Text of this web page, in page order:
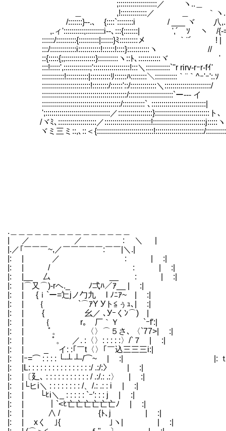
;:::::::::::::::::::／ ヽ..
＿ ,!:::::::::::::／ ＿ ｀ヽ. __
/:::::::}--.､ {::::`::::::::i / ___ ヾ 八,.ィ
,.ィ'::::::::::;:::::::::i--､:::{:::::::| ',´￣ｿ ヽ /{-=
::::::/::::::::::{::::::::::|::::::}ﾐ:::::::::メ ｀¨´ ! |
:::/:::::::::::::i:::::::::::!::::::!::::}:::::::::::ヽ
::{:::::{;;:::::::::::::::}::::::::::ヽ::ﾄ､:::::::::::
:::!:::::',:::::::::::::;'::::::::::::::::::!:::＼::::::::::::`''r rirv-rｰr-fｲ'
:::::::::::!:::::::::::|::::::::::ﾘ::::::ﾊ::::::::＼:::::::::::｀¨
::::::::::::::::::::::::!::::::::/::::::'::/:::::::::::::＼:::::::::::::::::::::::/
::::::::::::::::::::::::::::::::::::::::::/::::::::::::::::::::::`
:::::::::::::::::::::::::::::::::::::::/:::::::::::`､:::::::::::::::::::::::::::|
';::::::::::::::::::::::::::::::::／:::::::::::::::::}:::::::::::::::::::::::::::ト､
/ヾﾐ､:::::::::::::::::::／:::::::::::::::::::::::!::::::::::::::::::::::::::j:::::ヽ
ヾミ三ミ::,､::＜{::::::::::::::::::::::::::::!::::::::::::::::::::::::/
.＿＿＿＿＿＿＿＿＿＿＿＿＿＿＿ ＿＿＿
| ／ ／ :
|.／｢￣￣￣~,／￣￣￣￣￣:￣￣|＼.| |.／|￣
|: | ／ : | :| |: | r云 ､ |γ
|: | / : | :| |: | |ﾄ咒jﾄ､＿
|: |__ 厶 __ : | :| |: | |》ア⌒丶 ヽ
|: |⌒又⌒)‐rヘ._ ﾉ弌ﾊ／ｱ__ | :| |: | {
|: | {ｉ`ー=辷jノ勹九 l ﾉﾆｱ~ | :| |: | |
|: | ｛ `⌒ｱY Уト≦ぅｭ､| :| |: | | i
|: | { 幺／ ､Уｰくﾝ⌒) | |: | 人:､〉
|: | ｛ r｡ 厂｀Ｙ `ｰf′:| |: | /／
|: | ﾟ。 〈〉⌒５さ､ 〈`77>| :| |: |
|: | ﾟ。 ／. :〈〉: : : : :〉/`７ | :| |: |
|: | _ イ: :｢￣t〈〉｢￣込三三三i:| |:
|: |ｰ=⌒ : : : : └‐┴ ┴‐/⌒~￣ | :| |: ｔ土≦⌒イ
|: |L: : : : : : : : : : : : : : : :/ .:/:〉 |
|: |〔廴､ : : : : : : : : : : : / .:/
|: |└ヒi＼ : : : : : : : : /、/.:
|: | └ﾋi＼_ : : : : : `ｰ′:
|: | ｜`<ﾋ亡亡亡亡亡亡ﾉ | :| |: | /
|: | ∧ / {ﾄ､j | :| |: l ノ=/ ｜
|: | xく ｣{ ｣ヽ| | :| |: | 〈:仁i